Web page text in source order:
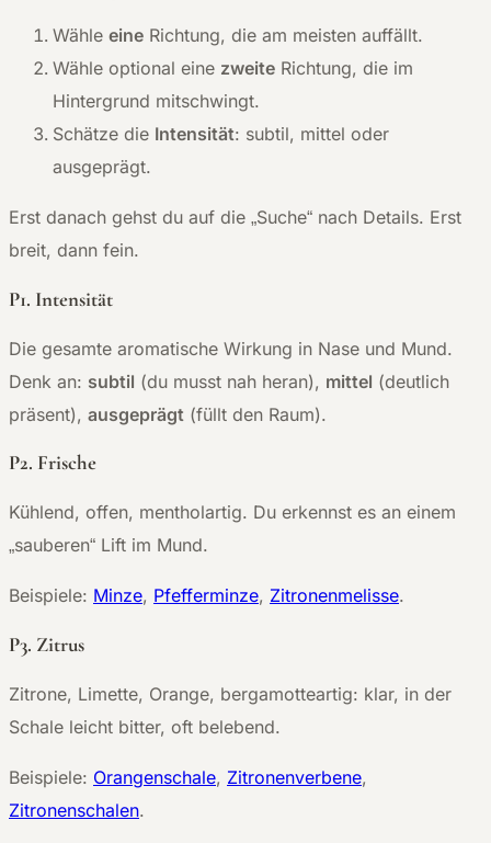
Wähle eine Richtung, die am meisten auffällt.
Wähle optional eine zweite Richtung, die im
Hintergrund mitschwingt.
Schätze die Intensität: subtil, mittel oder
ausgeprägt.
Erst danach gehst du auf die „Suche“ nach Details. Erst
breit, dann fein.
P1. Intensität
Die gesamte aromatische Wirkung in Nase und Mund.
Denk an: subtil (du musst nah heran), mittel (deutlich
präsent), ausgeprägt (füllt den Raum).
P2. Frische
Kühlend, offen, mentholartig. Du erkennst es an einem
„sauberen“ Lift im Mund.
Beispiele: Minze, Pfefferminze, Zitronenmelisse.
P3. Zitrus
Zitrone, Limette, Orange, bergamotteartig: klar, in der
Schale leicht bitter, oft belebend.
Beispiele: Orangenschale, Zitronenverbene,
Zitronenschalen.